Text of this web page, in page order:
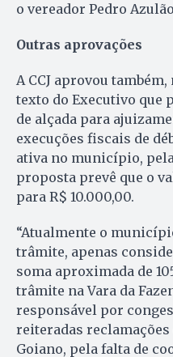
o vereador Pedro Azulão
Outras aprovações
A CCJ aprovou
texto do Executivo que
de alçada para
execuções fiscais de
ativa no município,
proposta prevê que o
para R$ 10.000,00.
“Atualmente o
trâmite, apenas
soma aproximada de
trâmite na Vara da
responsável por
reiteradas
Goiano, pela falta de